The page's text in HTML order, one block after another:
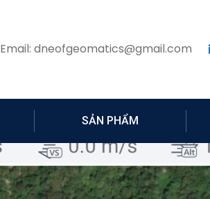
Email: dneofgeomatics@gmail.com
SẢN PHẨM